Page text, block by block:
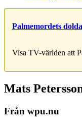
Palmemordets
Visa TV-världen att
Mats
Från wpu.nu